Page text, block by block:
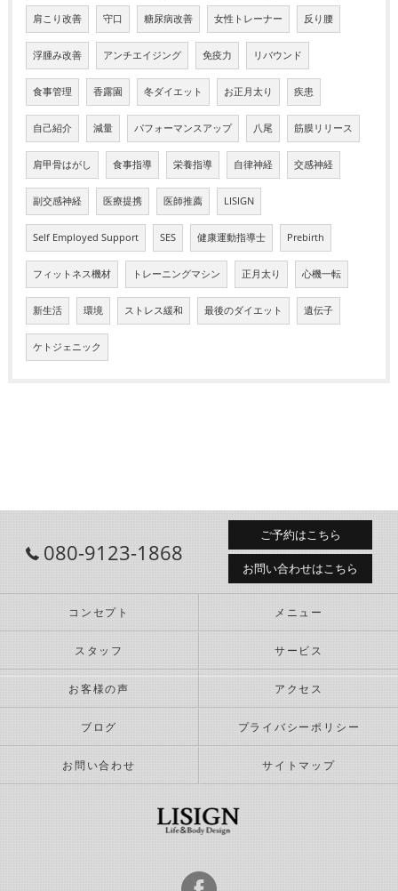
肩こり改善 守口 糖尿病改善 女性トレーナー 反り腰
浮腫み改善 アンチエイジング 免疫力 リバウンド
食事管理 香露園 冬ダイエット お正月太り 疾患
自己紹介 減量 パフォーマンスアップ 八尾 筋膜リリース
肩甲骨はがし 食事指導 栄養指導 自律神経 交感神経
副交感神経 医療提携 医師推薦 LISIGN
Self Employed Support SES 健康運動指導士 Prebirth
フィットネス機材 トレーニングマシン 正月太り 心機一転
新生活 環境 ストレス緩和 最後のダイエット 遺伝子
ケトジェニック
080-9123-1868
ご予約はこちら
お問い合わせはこちら
コンセプト メニュー
スタッフ サービス
お客様の声 アクセス
ブログ プライバシーポリシー
お問い合わせ サイトマップ